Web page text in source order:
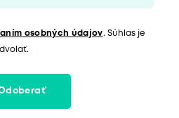
osobných údajov. Súhlas je